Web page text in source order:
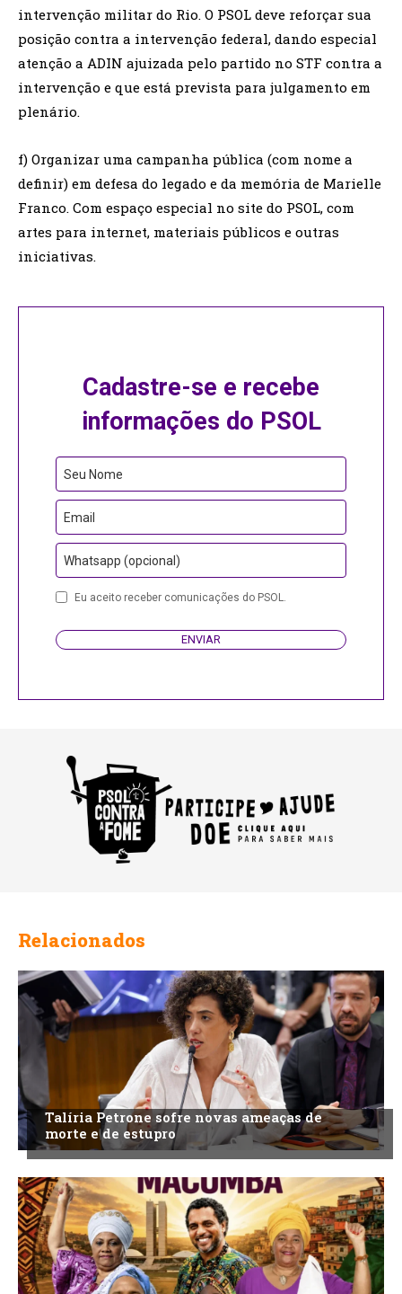
intervenção militar do Rio. O PSOL deve reforçar sua
posição contra a intervenção federal, dando especial
atenção a ADIN ajuizada pelo partido no STF contra a
intervenção e que está prevista para julgamento em
plenário.
f) Organizar uma campanha pública (com nome a
definir) em defesa do legado e da memória de Marielle
Franco. Com espaço especial no site do PSOL, com
artes para internet, materiais públicos e outras
iniciativas.
Cadastre-se e recebe
informações do PSOL
Seu Nome
Email
Whatsapp (opcional)
Contact
Eu aceito receber comunicações do PSOL.
ENVIAR
Relacionados
Talíria Petrone sofre novas ameaças de
morte e de estupro